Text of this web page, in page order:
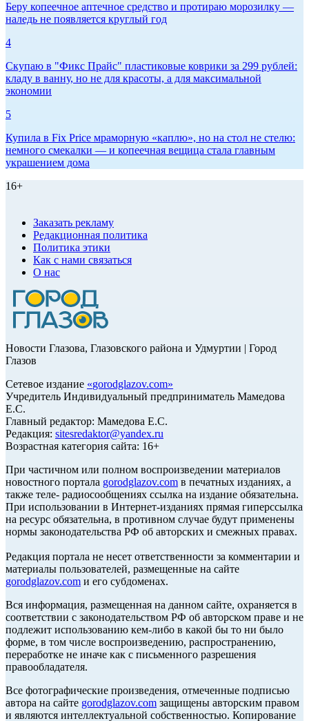
Беру копеечное аптечное средство и протираю морозилку —
наледь не появляется круглый год
4
Скупаю в "Фикс Прайс" пластиковые коврики за 299 рублей:
кладу в ванну, но не для красоты, а для максимальной
экономии
5
Купила в Fix Price мраморную «каплю», но на стол не стелю:
немного смекалки — и копеечная вещица стала главным
украшением дома
16+
Заказать рекламу
Редакционная политика
Политика этики
Как с нами связаться
О нас
Новости Глазова, Глазовского района и Удмуртии | Город
Глазов
Сетевое издание «gorodglazov.com»
Учредитель Индивидуальный предприниматель Мамедова
Е.С.
Главный редактор: Мамедова Е.С.
Редакция: sitesredaktor@yandex.ru
Возрастная категория сайта: 16+
При частичном или полном воспроизведении материалов
новостного портала gorodglazov.com в печатных изданиях, а
также теле- радиосообщениях ссылка на издание обязательна.
При использовании в Интернет-изданиях прямая гиперссылка
на ресурс обязательна, в противном случае будут применены
нормы законодательства РФ об авторских и смежных правах.
Редакция портала не несет ответственности за комментарии и
материалы пользователей, размещенные на сайте
gorodglazov.com и его субдоменах.
Вся информация, размещенная на данном сайте, охраняется в
соответствии с законодательством РФ об авторском праве и не
подлежит использованию кем-либо в какой бы то ни было
форме, в том числе воспроизведению, распространению,
переработке не иначе как с письменного разрешения
правообладателя.
Все фотографические произведения, отмеченные подписью
автора на сайте gorodglazov.com защищены авторским правом
и являются интеллектуальной собственностью. Копирование